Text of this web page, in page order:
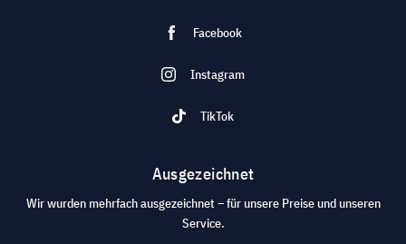
Facebook
Instagram
TikTok
Ausgezeichnet
Wir wurden mehrfach ausgezeichnet – für unsere Preise und unseren
Service.